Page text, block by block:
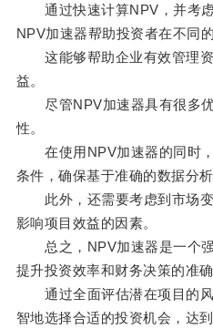
通过快速计算NPV，并考虑
NPV加速器帮助投资者在不同
这能够帮助企业有效管理资
益。
尽管NPV加速器具有很多优
性。
在使用NPV加速器的同时，
条件，确保基于准确的数据分析
此外，还需要考虑到市场变
影响项目效益的因素。
总之，NPV加速器是一个强
提升投资效率和财务决策的准确
通过全面评估潜在项目的风
智地选择合适的投资机会，达